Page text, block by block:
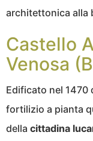
architettonica alla
Castello
Venosa
Edificato nel 1470
fortilizio a pianta
della cittadina